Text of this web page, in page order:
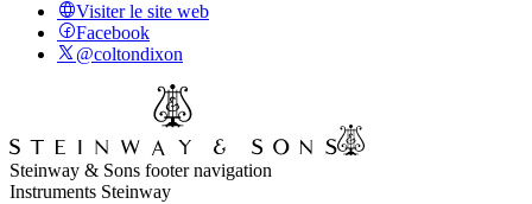
Visiter le site web
Facebook
@coltondixon
Steinway & Sons footer navigation
Instruments Steinway